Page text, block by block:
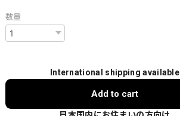
数量
International shipping available
Add to cart